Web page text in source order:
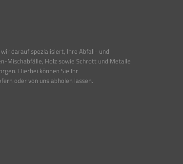
darauf spezialisiert, Ihre Abfall- und
Mischabfälle, Holz sowie Schrott und Metalle
Hierbei können Sie Ihr
oder von uns abholen lassen.